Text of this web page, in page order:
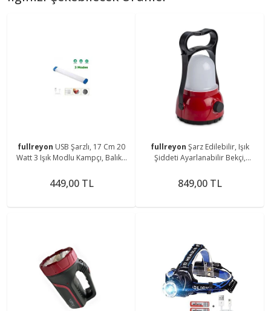
fullreyon USB Şarzlı, 17 Cm 20
Watt 3 Işık Modlu Kampçı, Balıkçı
Magnetli Aplik
449,00 TL
fullreyon Şarz Edilebilir, Işık
Şiddeti Ayarlanabilir Bekçi,
Aparatlı Fener
849,00 TL